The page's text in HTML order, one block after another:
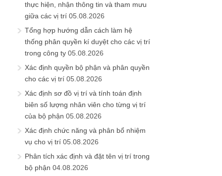
thực hiện, nhận thông tin và tham mưu
giữa các vị trí 05.08.2026
Tổng hợp hướng dẫn cách làm hệ
thống phân quyền kí duyệt cho các vị trí
trong công ty 05.08.2026
Xác định quyền bộ phận và phân quyền
cho các vị trí 05.08.2026
Xác định sơ đồ vị trí và tính toán định
biên số lượng nhân viên cho từng vị trí
của bộ phận 05.08.2026
Xác định chức năng và phân bổ nhiệm
vụ cho vị trí 05.08.2026
Phân tích xác định và đặt tên vị trí trong
bộ phận 04.08.2026